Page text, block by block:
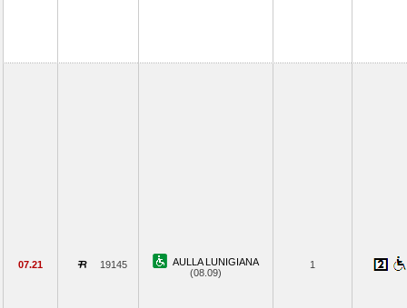
07.21 19145
AULLA LUNIGIANA
(08.09)
1